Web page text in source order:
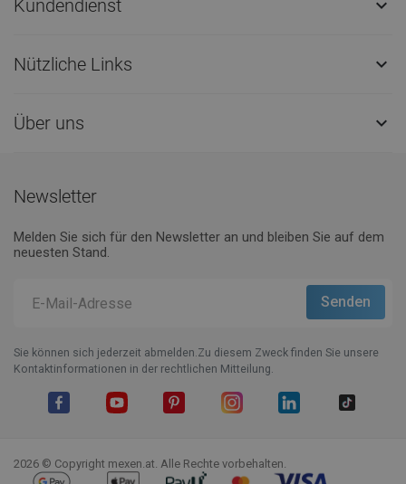
Kundendienst 
Nützliche Links 
Über uns 
Newsletter
Melden Sie sich für den Newsletter an und bleiben Sie auf dem
neuesten Stand.
Sie können sich jederzeit abmelden.Zu diesem Zweck finden Sie unsere
Kontaktinformationen in der rechtlichen Mitteilung.
2026 © Copyright mexen.at. Alle Rechte vorbehalten.